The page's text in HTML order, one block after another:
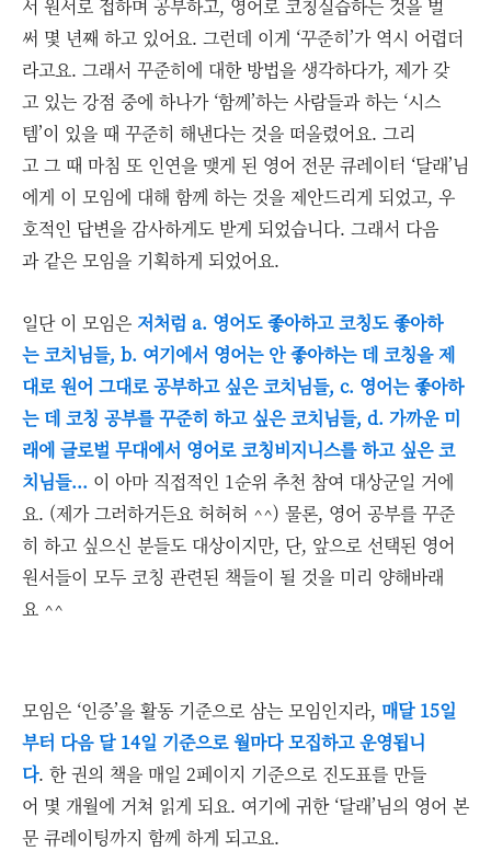
서 원서로 접하며 공부하고, 영어로 코칭실습하는 것을 벌
써 몇 년째 하고 있어요. 그런데 이게 ‘꾸준히’가 역시 어렵더
라고요. 그래서 꾸준히에 대한 방법을 생각하다가, 제가 갖
고 있는 강점 중에 하나가 ‘함께’하는 사람들과 하는 ‘시스
템’이 있을 때 꾸준히 해낸다는 것을 떠올렸어요. 그리
고 그 때 마침 또 인연을 맺게 된 영어 전문 큐레이터 ‘달래’님
에게 이 모임에 대해 함께 하는 것을 제안드리게 되었고, 우
호적인 답변을 감사하게도 받게 되었습니다. 그래서 다음
과 같은 모임을 기획하게 되었어요.
일단 이 모임은 저처럼 a. 영어도 좋아하고 코칭도 좋아하
는 코치님들, b. 여기에서 영어는 안 좋아하는 데 코칭을 제
대로 원어 그대로 공부하고 싶은 코치님들, c. 영어는 좋아하
는 데 코칭 공부를 꾸준히 하고 싶은 코치님들, d. 가까운 미
래에 글로벌 무대에서 영어로 코칭비지니스를 하고 싶은 코
치님들... 이 아마 직접적인 1순위 추천 참여 대상군일 거에
요. (제가 그러하거든요 허허허 ^^) 물론, 영어 공부를 꾸준
히 하고 싶으신 분들도 대상이지만, 단, 앞으로 선택된 영어
원서들이 모두 코칭 관련된 책들이 될 것을 미리 양해바래
요 ^^
모임은 ‘인증’을 활동 기준으로 삼는 모임인지라, 매달 15일
부터 다음 달 14일 기준으로 월마다 모집하고 운영됩니
다. 한 권의 책을 매일 2페이지 기준으로 진도표를 만들
어 몇 개월에 거쳐 읽게 되요. 여기에 귀한 ‘달래’님의 영어 본
문 큐레이팅까지 함께 하게 되고요.